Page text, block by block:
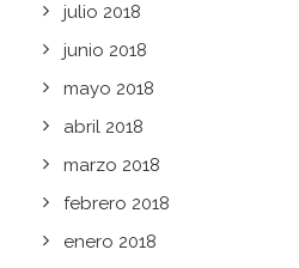
julio 2018
junio 2018
mayo 2018
abril 2018
marzo 2018
febrero 2018
enero 2018